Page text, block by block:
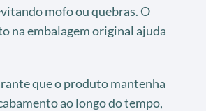
mofo ou quebras. O
na embalagem original ajuda
que o produto mantenha
ao longo do tempo,